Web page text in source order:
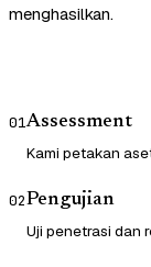
menghasilkan.
01Assessment
Kami petakan
02Pengujian
Uji penetrasi dan